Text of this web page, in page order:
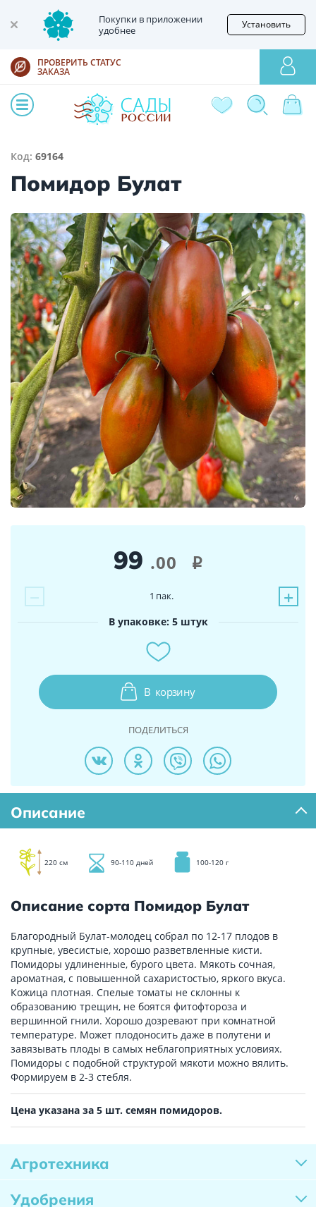
Покупки в приложении
удобнее
Установить
ПРОВЕРИТЬ СТАТУС
ЗАКАЗА
Код: 69164
Помидор Булат
99 .00 i
− +
1 пак.
В упаковке: 5 штук
В корзину
ПОДЕЛИТЬСЯ
Описание
220 см 90-110 дней 100-120 г
Описание сорта Помидор Булат
Благородный Булат-молодец собрал по 12-17 плодов в
крупные, увесистые, хорошо разветвленные кисти.
Помидоры удлиненные, бурого цвета. Мякоть сочная,
ароматная, с повышенной сахаристостью, яркого вкуса.
Кожица плотная. Спелые томаты не склонны к
образованию трещин, не боятся фитофтороза и
вершинной гнили. Хорошо дозревают при комнатной
температуре. Может плодоносить даже в полутени и
завязывать плоды в самых неблагоприятных условиях.
Помидоры с подобной структурой мякоти можно вялить.
Формируем в 2-3 стебля.
Цена указана за 5 шт. семян помидоров.
Агротехника
Удобрения